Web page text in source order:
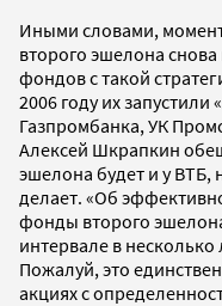
Иными словами,
второго эшелона
фондов с такой
2006 году их
Газпромбанка, УК
Алексей Шкрапкин
эшелона будет и у
делает. «Об
фонды второго
интервале в
Пожалуй, это
акциях с